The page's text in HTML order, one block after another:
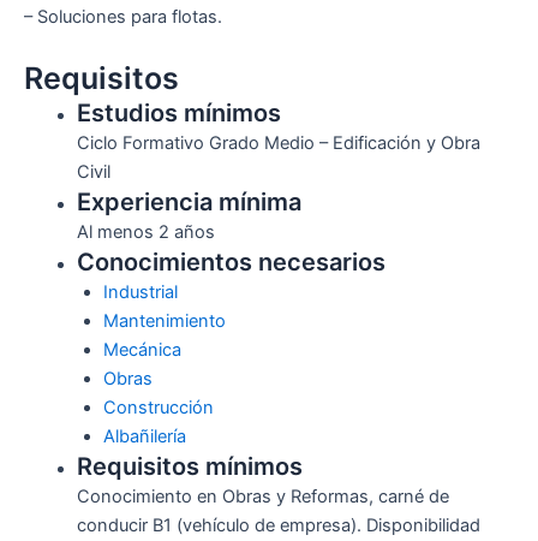
– Soluciones para flotas.
Requisitos
Estudios mínimos
Ciclo Formativo Grado Medio – Edificación y Obra
Civil
Experiencia mínima
Al menos 2 años
Conocimientos necesarios
Industrial
Mantenimiento
Mecánica
Obras
Construcción
Albañilería
Requisitos mínimos
Conocimiento en Obras y Reformas, carné de
conducir B1 (vehículo de empresa). Disponibilidad